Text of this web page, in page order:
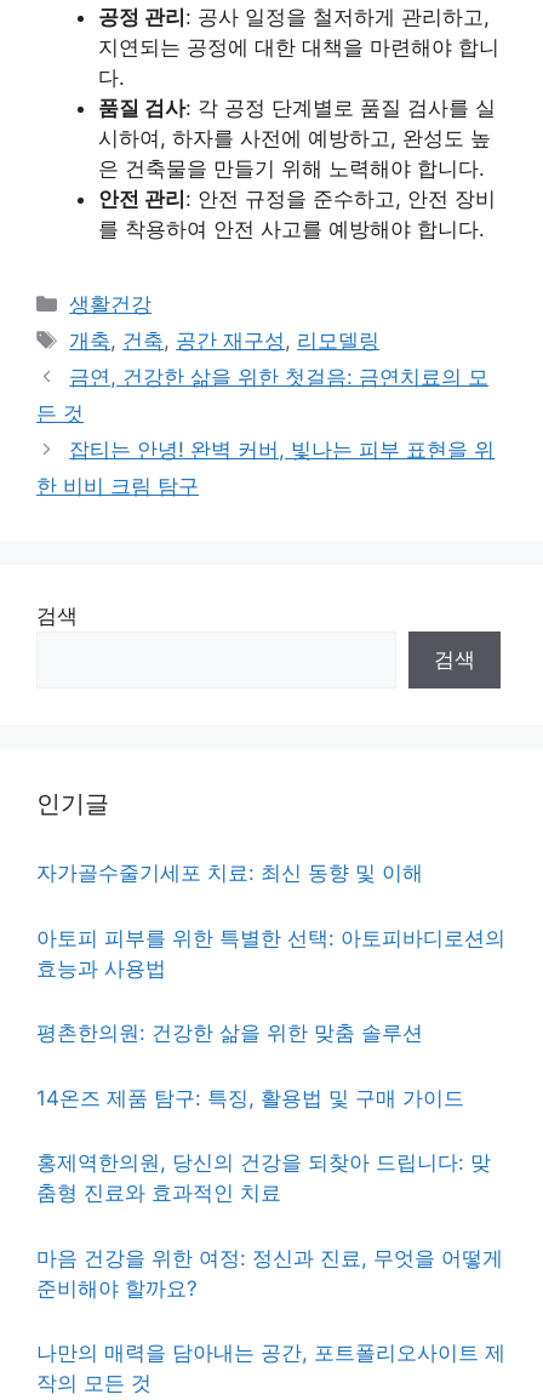
공정 관리 : 공사 일정을 철저하게 관리하고,
지연되는 공정에 대한 대책을 마련해야 합니
다.
품질 검사: 각 공정 단계별로 품질 검사를 실
시하여, 하자를 사전에 예방하고, 완성도 높
은 건축물을 만들기 위해 노력해야 합니다.
안전 관리 : 안전 규정을 준수하고, 안전 장비
를 착용하여 안전 사고를 예방해야 합니다.
Categories
생활건강
Tags
개축, 건축, 공간 재구성, 리모델링
금연, 건강한 삶을 위한 첫걸음: 금연치료의 모
든 것
잡티는 안녕! 완벽 커버, 빛나는 피부 표현을 위
한 비비 크림 탐구
검색
검색
인기글
자가골수줄기세포 치료: 최신 동향 및 이해
아토피 피부를 위한 특별한 선택: 아토피바디로션의
효능과 사용법
평촌한의원: 건강한 삶을 위한 맞춤 솔루션
14온즈 제품 탐구: 특징, 활용법 및 구매 가이드
홍제역한의원, 당신의 건강을 되찾아 드립니다: 맞
춤형 진료와 효과적인 치료
마음 건강을 위한 여정: 정신과 진료, 무엇을 어떻게
준비해야 할까요?
나만의 매력을 담아내는 공간, 포트폴리오사이트 제
작의 모든 것